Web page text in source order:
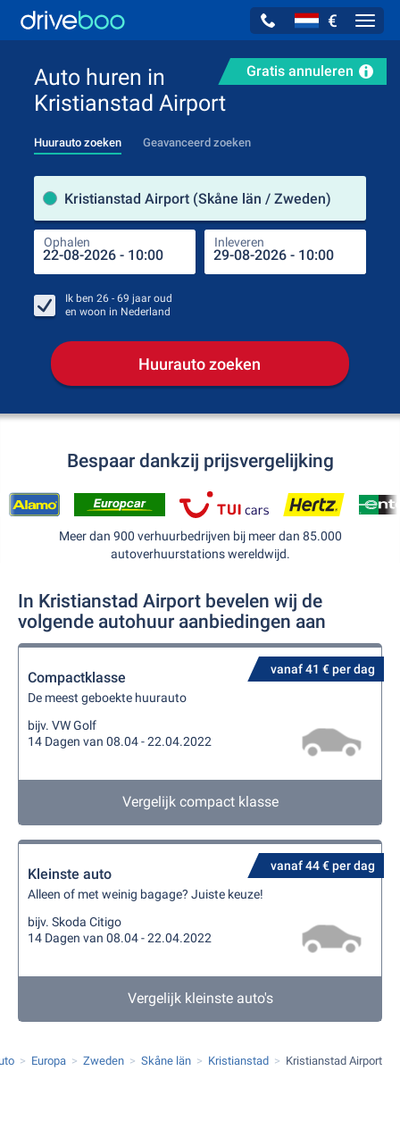
€
Gratis annuleren
Auto huren in
Kristianstad Airport
Huurauto zoeken Geavanceerd zoeken
Kristianstad Airport (Skåne län / Zweden)
Ophalen Inleveren
Ik ben 26 - 69 jaar oud
en woon in Nederland
Huurauto zoeken
Bespaar dankzij prijsvergelijking
Meer dan 900 verhuurbedrijven bij meer dan 85.000
autoverhuurstations wereldwijd.
In Kristianstad Airport bevelen wij de
volgende autohuur aanbiedingen aan
vanaf 41 € per dag
Compactklasse
De meest geboekte huurauto
bijv. VW Golf
14 Dagen van 08.04 - 22.04.2022
Vergelijk compact klasse
vanaf 44 € per dag
Kleinste auto
Alleen of met weinig bagage? Juiste keuze!
bijv. Skoda Citigo
14 Dagen van 08.04 - 22.04.2022
Vergelijk kleinste auto's
Europa Zweden Skåne län Kristianstad Kristianstad Airport